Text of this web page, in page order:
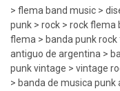
> flema band music >
punk > rock > rock flema
flema > banda punk
antiguo de argentina >
punk vintage > vintage
> banda de musica